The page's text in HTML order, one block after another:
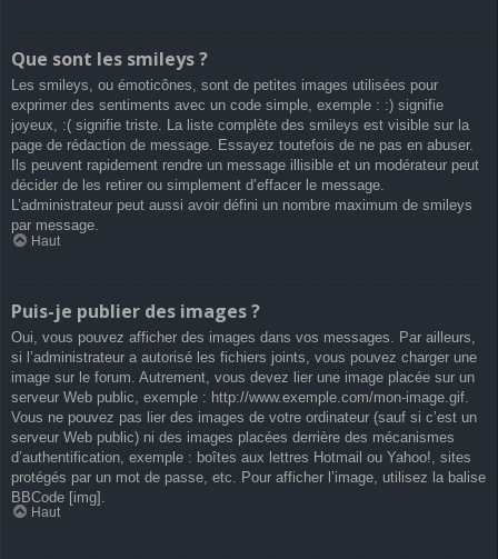
Que sont les smileys ?
Les smileys, ou émoticônes, sont de petites images utilisées pour
exprimer des sentiments avec un code simple, exemple : :) signifie
joyeux, :( signifie triste. La liste complète des smileys est visible sur la
page de rédaction de message. Essayez toutefois de ne pas en abuser.
Ils peuvent rapidement rendre un message illisible et un modérateur peut
décider de les retirer ou simplement d’effacer le message.
L’administrateur peut aussi avoir défini un nombre maximum de smileys
par message.
Haut
Puis-je publier des images ?
Oui, vous pouvez afficher des images dans vos messages. Par ailleurs,
si l’administrateur a autorisé les fichiers joints, vous pouvez charger une
image sur le forum. Autrement, vous devez lier une image placée sur un
serveur Web public, exemple : http://www.exemple.com/mon-image.gif.
Vous ne pouvez pas lier des images de votre ordinateur (sauf si c’est un
serveur Web public) ni des images placées derrière des mécanismes
d’authentification, exemple : boîtes aux lettres Hotmail ou Yahoo!, sites
protégés par un mot de passe, etc. Pour afficher l’image, utilisez la balise
BBCode [img].
Haut